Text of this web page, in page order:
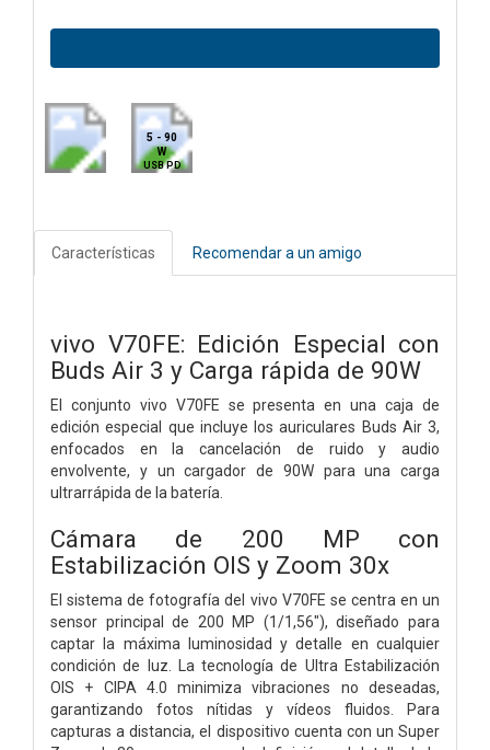
5 - 90
W
USB PD
Características Recomendar a un amigo
vivo V70FE: Edición Especial con
Buds Air 3 y Carga rápida de 90W
El conjunto vivo V70FE se presenta en una caja de
edición especial que incluye los auriculares Buds Air 3,
enfocados en la cancelación de ruido y audio
envolvente, y un cargador de 90W para una carga
ultrarrápida de la batería.
Cámara de 200 MP con
Estabilización OIS y Zoom 30x
El sistema de fotografía del vivo V70FE se centra en un
sensor principal de 200 MP (1/1,56"), diseñado para
captar la máxima luminosidad y detalle en cualquier
condición de luz. La tecnología de Ultra Estabilización
OIS + CIPA 4.0 minimiza vibraciones no deseadas,
garantizando fotos nítidas y vídeos fluidos. Para
capturas a distancia, el dispositivo cuenta con un Super